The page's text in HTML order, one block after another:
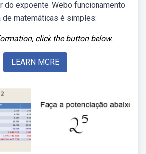
do expoente. Webo funcionamento
de matemáticas é simples:
click the button below.
LEARN MORE